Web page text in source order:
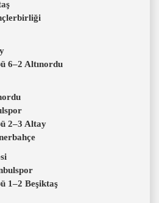
6–2 Altınordu
2–3 Altay
1–2 Beşiktaş